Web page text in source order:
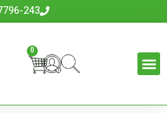
243
0